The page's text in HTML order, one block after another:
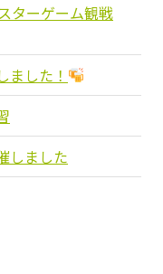
ターゲーム観戦
ました！
しました